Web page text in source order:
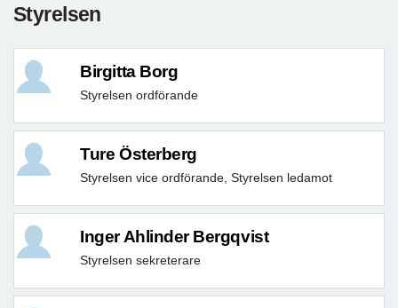
Styrelsen
Birgitta Borg
Styrelsen ordförande
Ture Österberg
Styrelsen vice ordförande, Styrelsen ledamot
Inger Ahlinder Bergqvist
Styrelsen sekreterare